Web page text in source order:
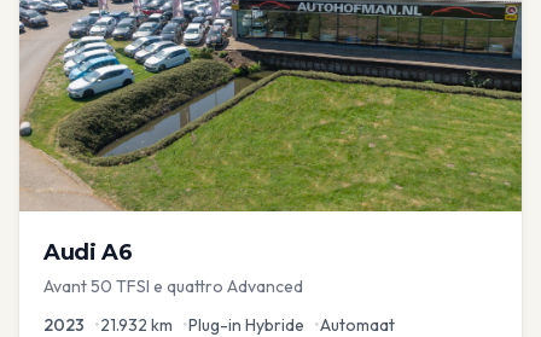
Audi A6
Avant 50 TFSI e quattro Advanced
2023 •21.932 km •Plug-in Hybride •Automaat